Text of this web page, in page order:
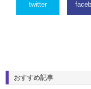
twitter
おすすめ記事